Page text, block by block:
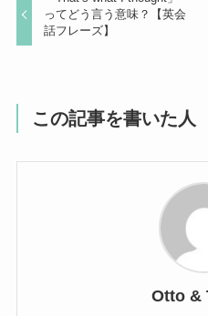
「That’s what I thought」
ってどう言う意味？【英会